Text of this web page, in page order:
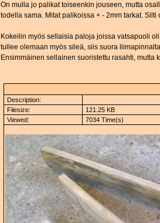
On mulla jo palikat toiseenkin jouseen, mutta
todella sama. Mitat palikoissa + - 2mm tarkat.
Kokeilin myös sellaisia paloja joissa vatsapuoli
tullee olemaan myös sileä, siis suora
Ensimmäinen sellainen suoristettu rasahti, mutta
Description:
Filesize:
121.25 KB
Viewed:
7034 Time(s)